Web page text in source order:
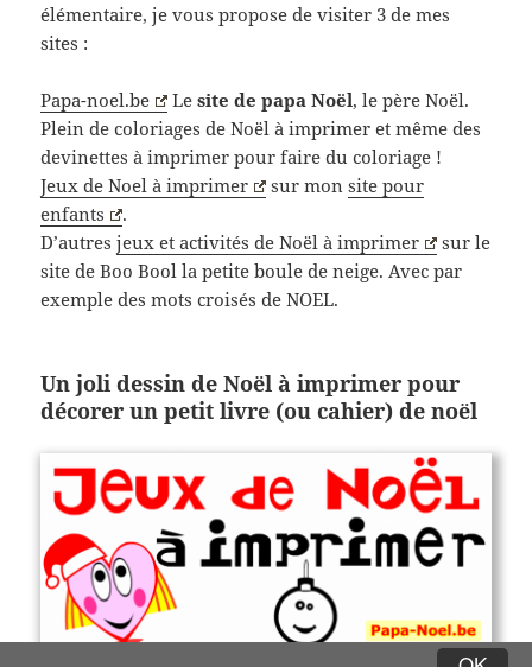
élémentaire, je vous propose de visiter 3 de mes
sites :
Papa-noel.be Le site de papa Noël, le père Noël.
Plein de coloriages de Noël à imprimer et même des
devinettes à imprimer pour faire du coloriage !
Jeux de Noel à imprimer
sur mon site pour
enfants
.
D’autresjeux et activités de Noël à imprimer
sur le
site de Boo Bool la petite boule de neige. Avec par
exemple des mots croisés de NOEL.
Un joli dessin de Noël à imprimer pour
décorer un petit livre (ou cahier) de noël